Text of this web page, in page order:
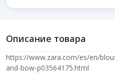
Описание товара
https://www.zara.com/es/en/
and-bow-p03564175.html